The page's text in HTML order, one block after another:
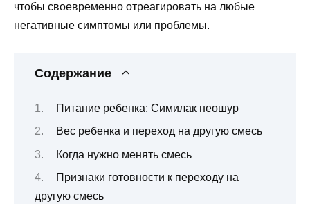
чтобы своевременно отреагировать на любые
негативные симптомы или проблемы.
Содержание
Питание ребенка: Симилак неошур
Вес ребенка и переход на другую смесь
Когда нужно менять смесь
Признаки готовности к переходу на
другую смесь